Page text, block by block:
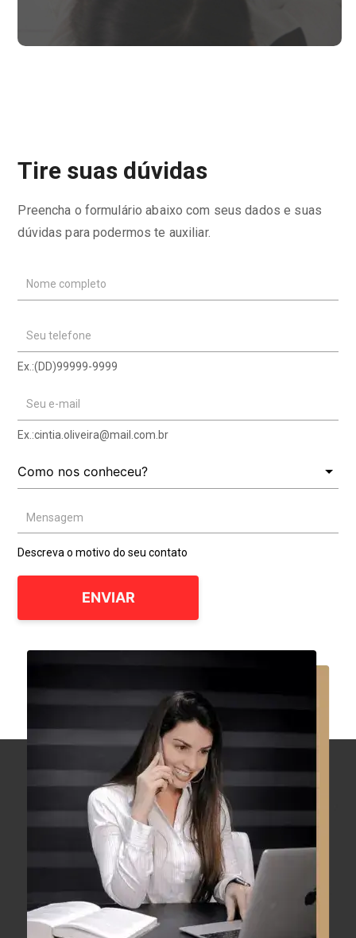
Tire suas dúvidas
Preencha o formulário abaixo com seus dados e suas
dúvidas para podermos te auxiliar.
Nome completo
Seu telefone
Ex.:(DD)99999-9999
Seu e-mail
Ex.:cintia.oliveira@mail.com.br
Mensagem
Descreva o motivo do seu contato
ENVIAR